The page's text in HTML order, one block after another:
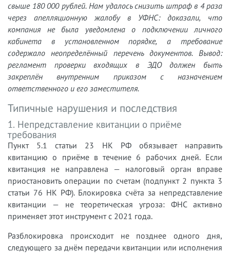
свыше 180 000 рублей. Нам удалось снизить штраф в 4 раза
через апелляционную жалобу в УФНС: доказали, что
компания не была уведомлена о подключении личного
кабинета в установленном порядке, а требование
содержало неопределённый перечень документов. Вывод:
регламент проверки входящих в ЭДО должен быть
закреплён внутренним приказом с назначением
ответственного и его заместителя.
Типичные нарушения и последствия
1. Непредставление квитанции о приёме
требования
Пункт 5.1 статьи 23 НК РФ обязывает направить
квитанцию о приёме в течение 6 рабочих дней. Если
квитанция не направлена — налоговый орган вправе
приостановить операции по счетам (подпункт 2 пункта 3
статьи 76 НК РФ). Блокировка счёта за непредставление
квитанции — не теоретическая угроза: ФНС активно
применяет этот инструмент с 2021 года.
Разблокировка происходит не позднее одного дня,
следующего за днём передачи квитанции или исполнения